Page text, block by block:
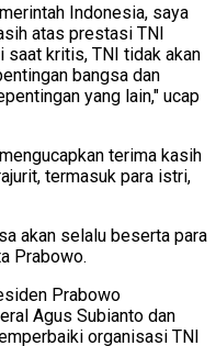
Indonesia, saya
atas prestasi TNI
saat kritis, TNI tidak akan
bangsa dan
yang lain," ucap
terima kasih
termasuk para istri,
akan selalu beserta para
Prabowo.
Prabowo
Agus Subianto dan
organisasi TNI